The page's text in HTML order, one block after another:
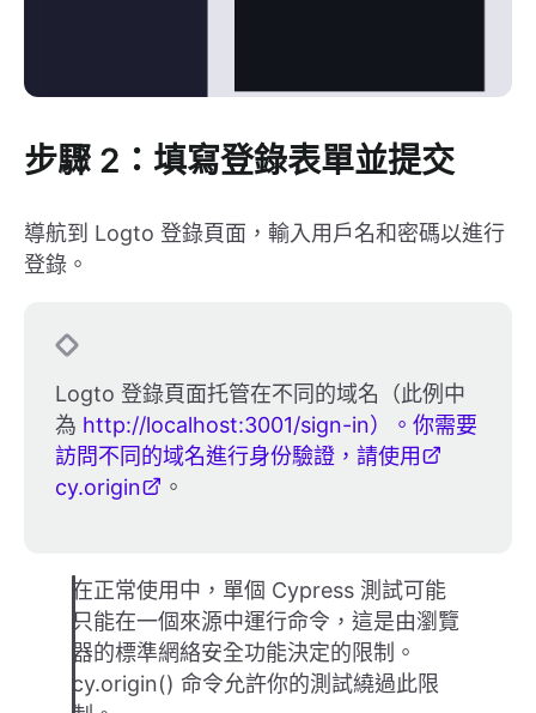
步驟 2：填寫登錄表單並提交
導航到 Logto 登錄頁面，輸入用戶名和密碼以進行
登錄。
Logto 登錄頁面托管在不同的域名（此例中
為 http://localhost:3001/sign-in）。你需要
訪問不同的域名進行身份驗證，請使用
cy.origin
。
在正常使用中，單個 Cypress 測試可能
只能在一個來源中運行命令，這是由瀏覽
器的標準網絡安全功能決定的限制。
cy.origin() 命令允許你的測試繞過此限